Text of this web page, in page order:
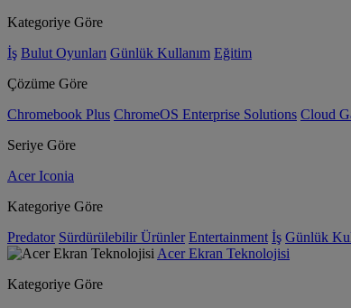
Kategoriye Göre
İş Bulut Oyunları Günlük Kullanım Eğitim
Çözüme Göre
Chromebook Plus ChromeOS Enterprise Solutions Cloud
Seriye Göre
Acer Iconia
Kategoriye Göre
Predator Sürdürülebilir Ürünler Entertainment İş Günlük
Acer Ekran Teknolojisi
Kategoriye Göre